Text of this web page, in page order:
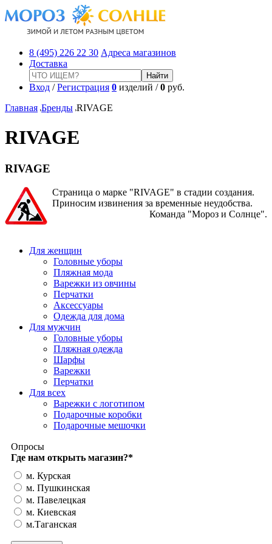
8 (495) 226 22 30 Адреса магазинов
Доставка
Вход /Регистрация 0 изделий /0 руб.
Главная Бренды RIVAGE
RIVAGE
RIVAGE
Страница о марке "RIVAGE" в стадии создания.
Приносим извинения за временные неудобства.
Команда "Мороз и Солнце".
Для женщин
Головные уборы
Пляжная мода
Варежки из овчины
Перчатки
Аксессуары
Одежда для дома
Для мужчин
Головные уборы
Пляжная одежда
Шарфы
Варежки
Перчатки
Для всех
Варежки с логотипом
Подарочные коробки
Подарочные мешочки
Опросы
Где нам открыть магазин?*
м. Курская
м. Пушкинская
м. Павелецкая
м. Киевская
м.Таганская